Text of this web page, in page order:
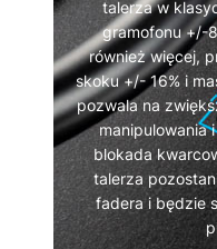
talerza w
gramofonu +/-
również więcej,
skoku +/- 16% i
pozwala na
manipulowania
blokada
talerza
fadera i będzie